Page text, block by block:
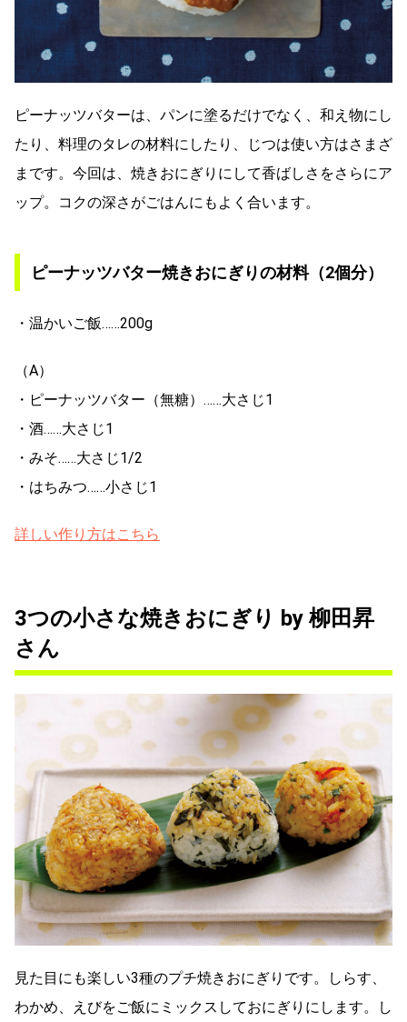
ピーナッツバターは、パンに塗るだけでなく、和え物にし
たり、料理のタレの材料にしたり、じつは使い方はさまざ
まです。今回は、焼きおにぎりにして香ばしさをさらにア
ップ。コクの深さがごはんにもよく合います。
ピーナッツバター焼きおにぎりの材料（2個分）
・温かいご飯……200g
（A）
・ピーナッツバター（無糖）……大さじ1
・酒……大さじ1
・みそ……大さじ1/2
・はちみつ……小さじ1
詳しい作り方はこちら
3つの小さな焼きおにぎり by 柳田昇
さん
見た目にも楽しい3種のプチ焼きおにぎりです。しらす、
わかめ、えびをご飯にミックスしておにぎりにします。し